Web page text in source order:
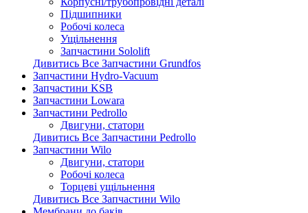
Підшипники
Робочі колеса
Ущільнення
Запчастини Sololift
Дивитись Все Запчастини Grundfos
Запчастини Hydro-Vacuum
Запчастини KSB
Запчастини Lowara
Запчастини Pedrollo
Двигуни, статори
Дивитись Все Запчастини Pedrollo
Запчастини Wilo
Двигуни, статори
Робочі колеса
Торцеві ущільнення
Дивитись Все Запчастини Wilo